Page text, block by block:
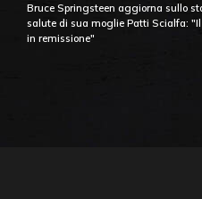
Bruce Springsteen aggiorna sullo
salute di sua moglie Patti Scialfa:
in remissione"